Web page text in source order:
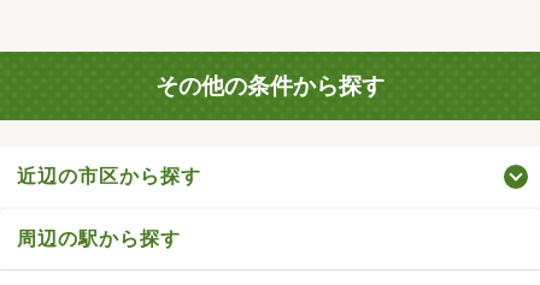
その他の条件から探す
近辺の市区から探す
周辺の駅から探す